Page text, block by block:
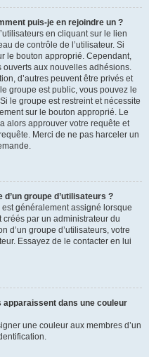
puis-je en rejoindre un ?
en cliquant sur le lien
de contrôle de l’utilisateur. Si
le bouton approprié. Cependant,
ouverts aux nouvelles adhésions.
d’autres peuvent être privés et
groupe est public, vous pouvez le
le groupe est restreint et nécessite
sur le bouton approprié. Le
alors approuver votre requête et
Merci de ne pas harceler un
groupe d’utilisateurs ?
est généralement assigné lorsque
créés par un administrateur du
d’un groupe d’utilisateurs, votre
Essayez de le contacter en lui
apparaissent dans une couleur
une couleur aux membres d’un